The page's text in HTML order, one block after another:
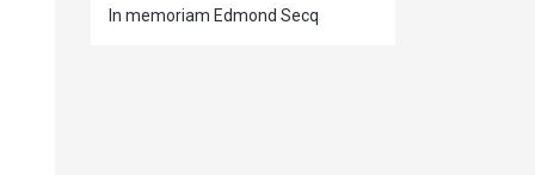
In memoriam Edmond Secq